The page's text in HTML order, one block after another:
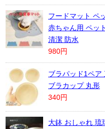
フードマット ペ
赤ちゃん用 ペッ
清潔 防水
980円
ブラパッド1ペア
ブラカップ 丸形
340円
大鉢 おしゃれ 琉